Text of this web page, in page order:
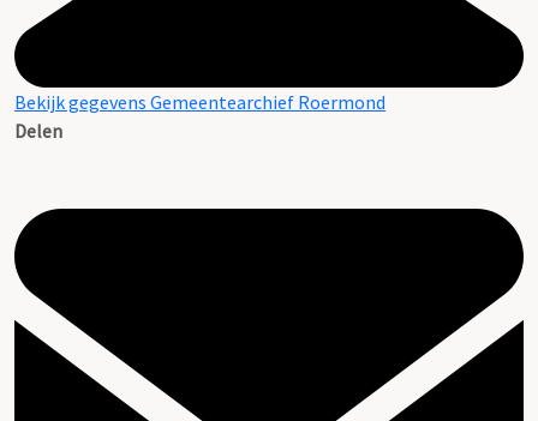
Bekijk gegevens Gemeentearchief Roermond
Delen